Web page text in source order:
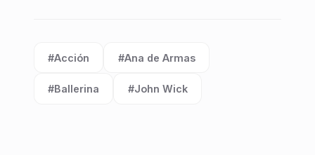
Etiqueta:
#Acción
Etiqueta:
#Ana de Armas
Etiqueta:
#Ballerina
Etiqueta:
#John Wick